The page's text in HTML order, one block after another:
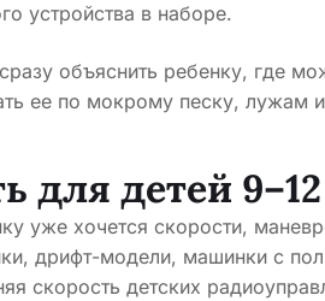
устройства в наборе.
объяснить ребенку, где
ее по мокрому песку, лужам
для детей
уже хочется скорости,
дрифт-модели, машинки с
скорость детских